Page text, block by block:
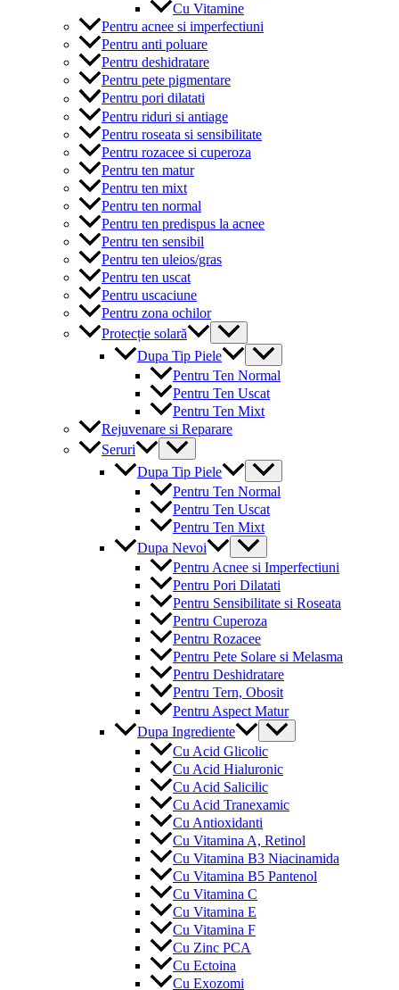
Cu Vitamine
Pentru acnee si imperfectiuni
Pentru anti poluare
Pentru deshidratare
Pentru pete pigmentare
Pentru pori dilatati
Pentru riduri si antiage
Pentru roseata si sensibilitate
Pentru rozacee si cuperoza
Pentru ten matur
Pentru ten mixt
Pentru ten normal
Pentru ten predispus la acnee
Pentru ten sensibil
Pentru ten uleios/gras
Pentru ten uscat
Pentru uscaciune
Pentru zona ochilor
Protecție solară
Menu
Toggle
Dupa Tip Piele
Menu
Toggle
Pentru Ten Normal
Pentru Ten Uscat
Pentru Ten Mixt
Rejuvenare si Reparare
Seruri
Menu
Toggle
Dupa Tip Piele
Menu
Toggle
Pentru Ten Normal
Pentru Ten Uscat
Pentru Ten Mixt
Dupa Nevoi
Menu
Toggle
Pentru Acnee si Imperfectiuni
Pentru Pori Dilatati
Pentru Sensibilitate si Roseata
Pentru Cuperoza
Pentru Rozacee
Pentru Pete Solare si Melasma
Pentru Deshidratare
Pentru Tern, Obosit
Pentru Aspect Matur
Dupa Ingrediente
Menu
Toggle
Cu Acid Glicolic
Cu Acid Hialuronic
Cu Acid Salicilic
Cu Acid Tranexamic
Cu Antioxidanti
Cu Vitamina A, Retinol
Cu Vitamina B3 Niacinamida
Cu Vitamina B5 Pantenol
Cu Vitamina C
Cu Vitamina E
Cu Vitamina F
Cu Zinc PCA
Cu Ectoina
Cu Exozomi